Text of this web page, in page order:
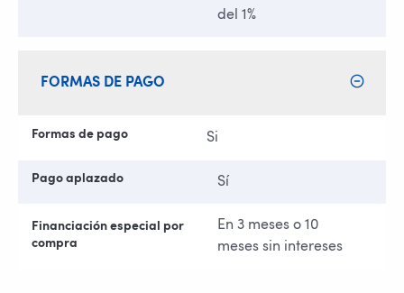
del 1%
FORMAS DE PAGO
Formas de pago Si
Pago aplazado Sí
Financiación especial por
compra
En 3 meses o 10
meses sin intereses